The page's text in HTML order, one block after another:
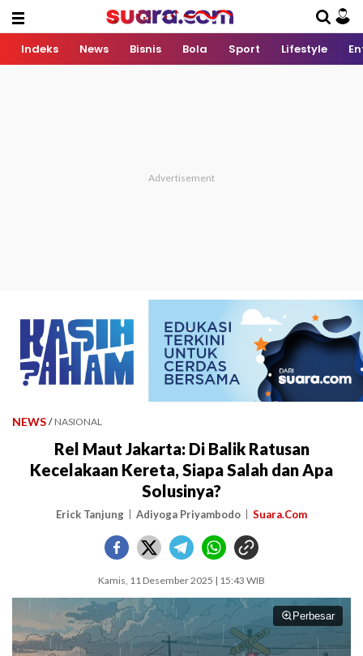
Indeks News Bisnis Bola Sport Lifestyle
NEWS / NASIONAL
Rel Maut Jakarta: Di Balik Ratusan
Kecelakaan Kereta, Siapa Salah dan Apa
Solusinya?
Erick Tanjung Adiyoga Priyambodo Suara.Com
Kamis, 11 Desember 2025 | 15:43 WIB
Perbesar